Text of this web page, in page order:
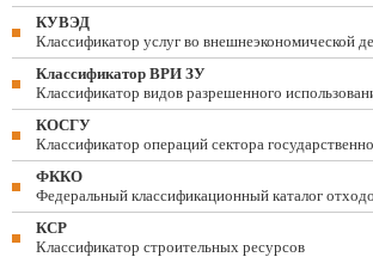
КУВЭД
Классификатор услуг во внешнеэкономической
Классификатор ВРИ ЗУ
Классификатор видов разрешенного
КОСГУ
Классификатор операций сектора
ФККО
Федеральный классификационный каталог
КСР
Классификатор строительных ресурсов